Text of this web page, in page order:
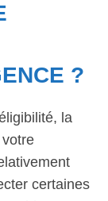
?
la
certaines